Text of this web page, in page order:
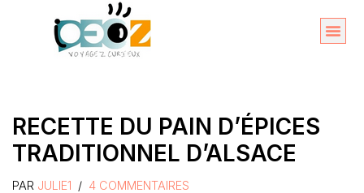
RECETTE DU PAIN D’ÉPICES
TRADITIONNEL D’ALSACE
PAR JULIE1 4 COMMENTAIRES